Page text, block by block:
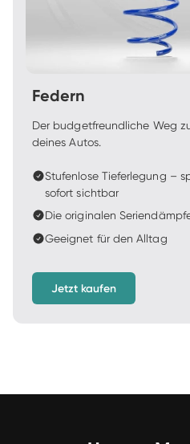
Federn
Der budgetfreundliche Weg
deines Autos.
Stufenlose Tieferlegung –
sofort sichtbar
Die originalen
Geeignet für den Alltag
Jetzt kaufen